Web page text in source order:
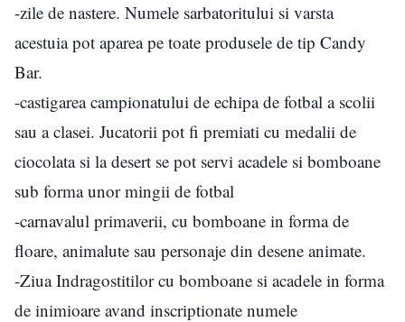
-zile de nastere. Numele sarbatoritului si varsta
acestuia pot aparea pe toate produsele de tip Candy
Bar.
-castigarea campionatului de echipa de fotbal a scolii
sau a clasei. Jucatorii pot fi premiati cu medalii de
ciocolata si la desert se pot servi acadele si bomboane
sub forma unor mingii de fotbal
-carnavalul primaverii, cu bomboane in forma de
floare, animalute sau personaje din desene animate.
-Ziua Indragostitilor cu bomboane si acadele in forma
de inimioare avand inscriptionate numele